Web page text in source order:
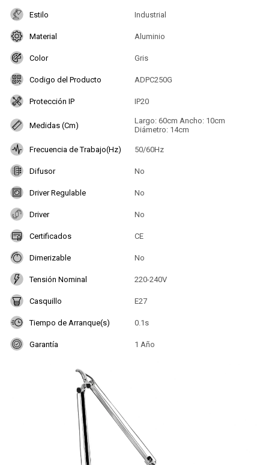
Estilo Industrial
Material Aluminio
Color Gris
Codigo del Producto ADPC250G
Protección IP IP20
Medidas (Cm)
Largo: 60cm Ancho: 10cm
Diámetro: 14cm
Frecuencia de Trabajo(Hz) 50/60Hz
Difusor No
Driver Regulable No
Driver No
Certificados CE
Dimerizable No
Tensión Nominal 220-240V
Casquillo E27
Tiempo de Arranque(s) 0.1s
Garantía 1 Año